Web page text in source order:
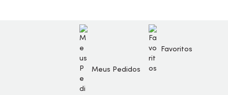
Meus Pedidos
Favoritos